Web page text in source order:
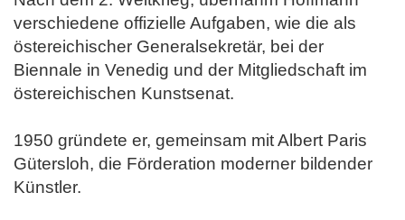
verschiedene offizielle Aufgaben, wie die als
östereichischer Generalsekretär, bei der
Biennale in Venedig und der Mitgliedschaft im
östereichischen Kunstsenat.
1950 gründete er, gemeinsam mit Albert Paris
Gütersloh, die Förderation moderner bildender
Künstler.